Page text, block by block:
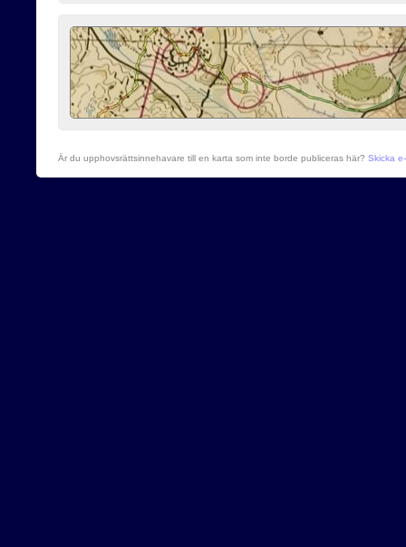
Är du upphovsrättsinnehavare till en karta som inte borde publiceras här? Skicka